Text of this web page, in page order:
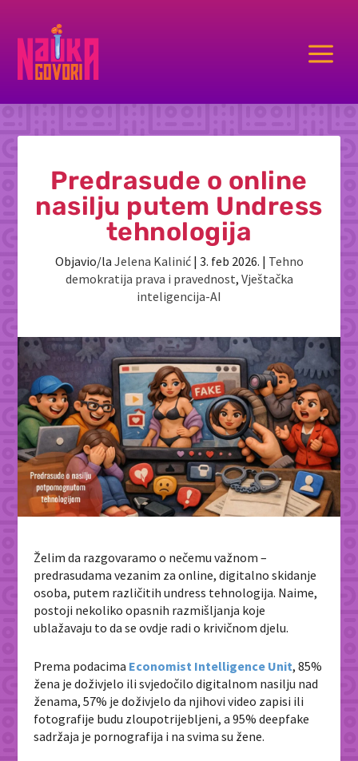
a
Predrasude o online
nasilju putem Undress
tehnologija
Objavio/la Jelena Kalinić| 3. feb 2026. | Tehno
demokratija prava i pravednost, Vještačka
inteligencija-AI
Želim da razgovaramo o nečemu važnom –
predrasudama vezanim za online, digitalno skidanje
osoba, putem različitih undress tehnologija. Naime,
postoji nekoliko opasnih razmišljanja koje
ublažavaju to da se ovdje radi o krivičnom djelu.
Prema podacima Economist Intelligence Unit, 85%
žena je doživjelo ili svjedočilo digitalnom nasilju nad
ženama, 57% je doživjelo da njihovi video zapisi ili
fotografije budu zloupotrijebljeni, a 95% deepfake
sadržaja je pornografija i na svima su žene.